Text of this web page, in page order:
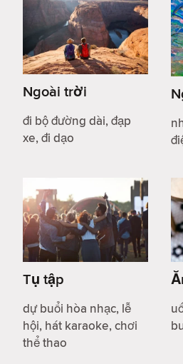
Ngoài trời
đi bộ đường dài, đạp
xe, đi dạo
Tụ tập
dự buổi hòa nhạc, lễ
hội, hát karaoke, chơi
thể thao